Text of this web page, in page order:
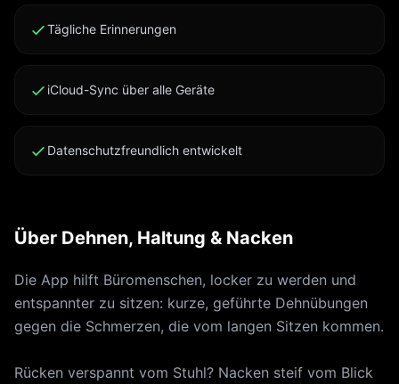
und das historische Schmerz-Chart frei. Der Basis-
Behandlung. Nutzungsbedingungen:
https://click2.app/limbr-privacy-policy
Tägliche Erinnerungen
iCloud-Sync über alle Geräte
Datenschutzfreundlich entwickelt
Über Dehnen, Haltung & Nacken
Die App hilft Büromenschen, locker zu werden und
entspannter zu sitzen: kurze, geführte Dehnübungen
gegen die Schmerzen, die vom langen Sitzen kommen.
Rücken verspannt vom Stuhl? Nacken steif vom Blick